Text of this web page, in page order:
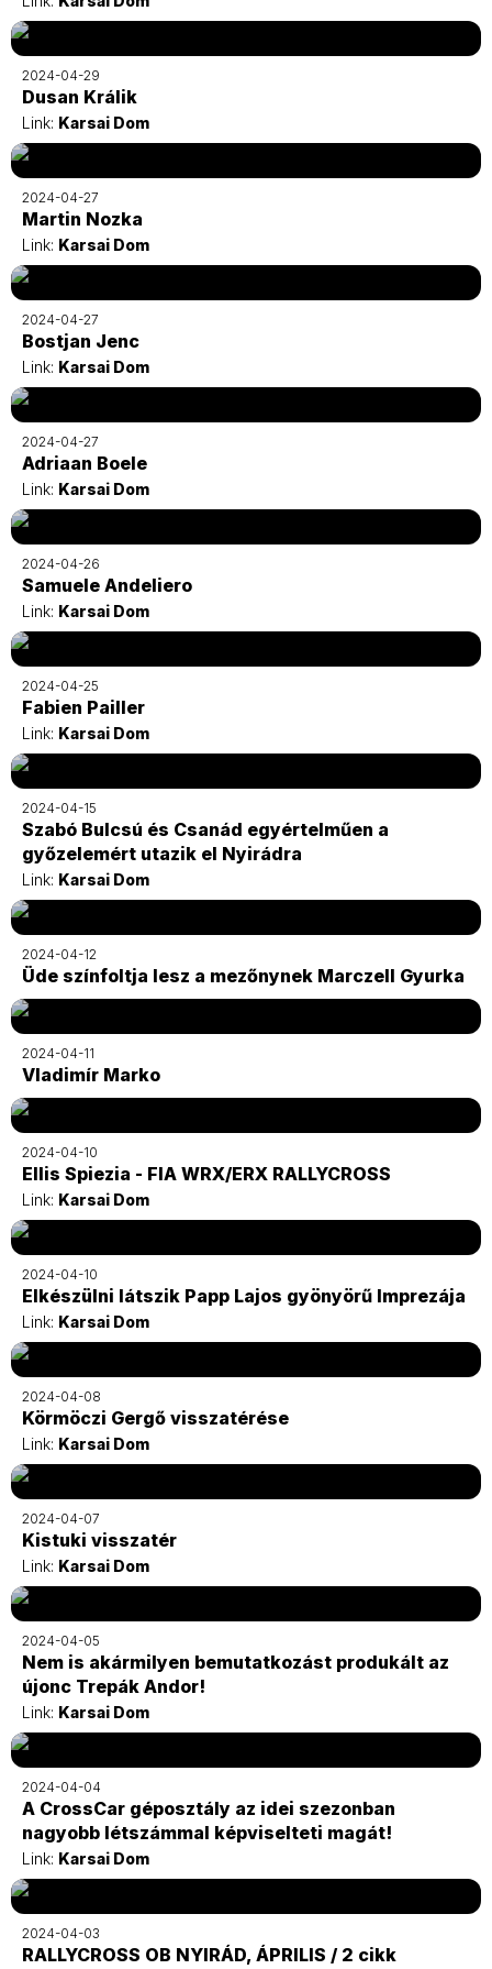
2024-04-29
Dusan Králik
Link: Karsai Dom
2024-04-27
Martin Nozka
Link: Karsai Dom
2024-04-27
Bostjan Jenc
Link: Karsai Dom
2024-04-27
Adriaan Boele
Link: Karsai Dom
2024-04-26
Samuele Andeliero
Link: Karsai Dom
2024-04-25
Fabien Pailler
Link: Karsai Dom
2024-04-15
Szabó Bulcsú és Csanád egyértelműen a
győzelemért utazik el Nyirádra
Link: Karsai Dom
2024-04-12
Üde színfoltja lesz a mezőnynek Marczell Gyurka
2024-04-11
Vladimír Marko
2024-04-10
Ellis Spiezia - FIA WRX/ERX RALLYCROSS
Link: Karsai Dom
2024-04-10
Elkészülni látszik Papp Lajos gyönyörű Imprezája
Link: Karsai Dom
2024-04-08
Körmöczi Gergő visszatérése
Link: Karsai Dom
2024-04-07
Kistuki visszatér
Link: Karsai Dom
2024-04-05
Nem is akármilyen bemutatkozást produkált az
újonc Trepák Andor!
Link: Karsai Dom
2024-04-04
A CrossCar géposztály az idei szezonban
nagyobb létszámmal képviselteti magát!
Link: Karsai Dom
2024-04-03
RALLYCROSS OB NYIRÁD, ÁPRILIS / 2 cikk